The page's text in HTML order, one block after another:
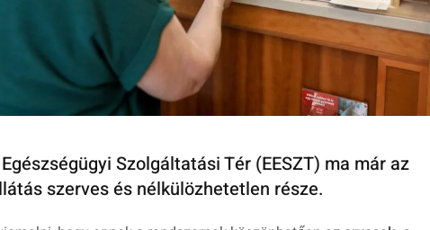
Szolgáltatási Tér (EESZT) ma már az
szerves és nélkülözhetetlen része.